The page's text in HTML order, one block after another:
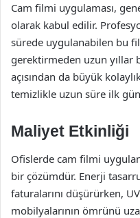
Cam filmi uygulaması,
olarak kabul edilir.
sürede uygulanabilen bu
gerektirmeden uzun yıllar
açısından da büyük
temizlikle uzun süre ilk
Maliyet Etkinliği
Ofislerde cam filmi
bir çözümdür. Enerji
faturalarını düşürürken,
mobilyalarının ömrünü